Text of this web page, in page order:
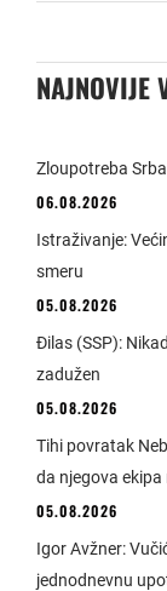
NAJNOVIJE
Zloupotreba
06.08.2026
Istraživanje:
smeru
05.08.2026
Đilas (SSP):
zadužen
05.08.2026
Tihi povratak
da njegova ekipa
05.08.2026
Igor Avžner:
jednodnevnu